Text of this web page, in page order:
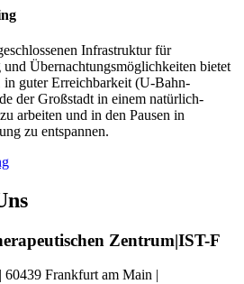
Infrastruktur für
Übernachtungsmöglichkeiten bietet
in guter Erreichbarkeit (U-Bahn-
der Großstadt in einem natürlich-
arbeiten und in den Pausen in
zu entspannen.
Zentrum|IST-F
60439 Frankfurt am Main |